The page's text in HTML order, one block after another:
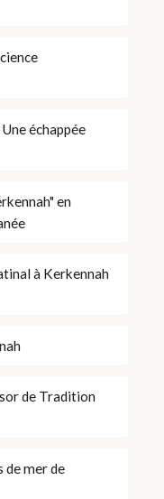
échappée
en
à Kerkennah
de Tradition
mer de